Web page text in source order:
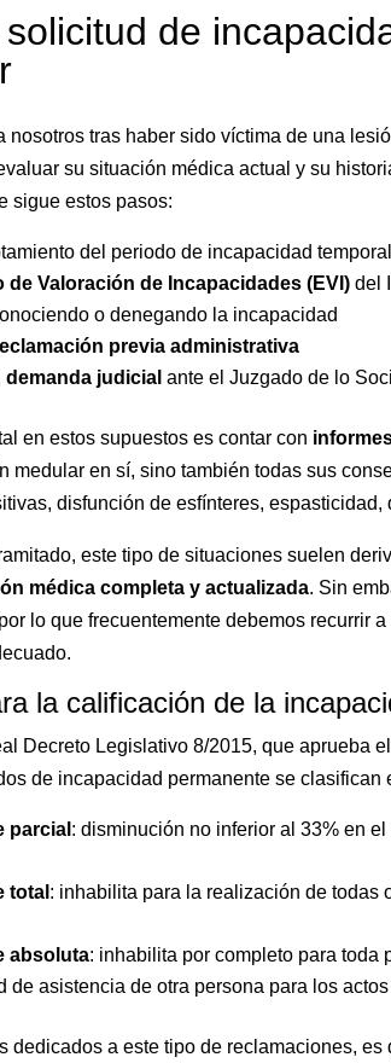
de
nosotros tras haber sido víctima de una
su situación médica actual y su
sigue estos pasos:
del periodo de incapacidad
Valoración de Incapacidades (EVI) del
o denegando la incapacidad
previa administrativa
demanda judicial ante el Juzgado de lo
en estos supuestos es contar con
medular en sí, sino también todas sus
disfunción de esfínteres, espasticidad,
este tipo de situaciones suelen
médica completa y actualizada. Sin
lo que frecuentemente debemos recurrir
la calificación de la
Decreto Legislativo 8/2015, que aprueba
de incapacidad permanente se clasifican
parcial : disminución no inferior al 33% en
total : inhabilita para la realización de todas
absoluta: inhabilita por completo para toda
de asistencia de otra persona para los
dedicados a este tipo de reclamaciones,